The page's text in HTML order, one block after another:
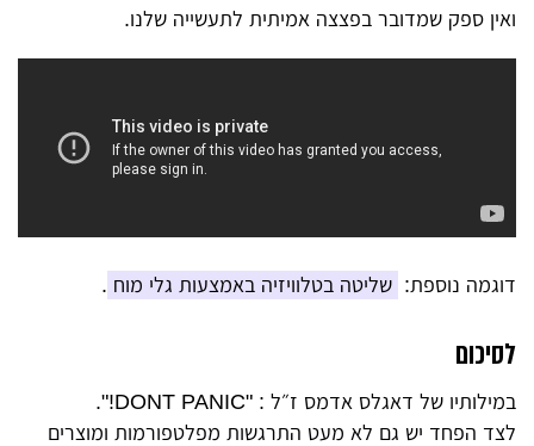
ואין ספק שמדובר בפצצה אמיתית לתעשייה שלנו.
דוגמה נוספת: שליטה בטלוויזיה באמצעות גלי מוח .
לסיכום
במילותיו של דאגלס אדמס ז״ל : "DONT PANIC!".
לצד הפחד יש גם לא מעט התרגשות מפלטפורמות ומוצרים